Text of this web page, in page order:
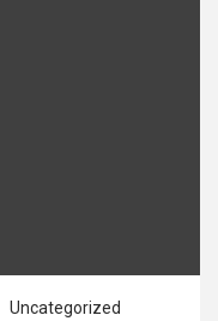
Uncategorized